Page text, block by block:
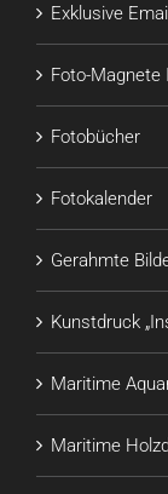
Exklusive
Foto-Magnete
Fotobücher
Fotokalender
Gerahmte
Kunstdruck
Maritime
Maritime